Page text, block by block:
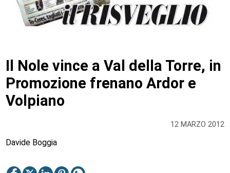
12 MARZO 2012
Il Nole vince a Val della Torre, in
Promozione frenano Ardor e
Volpiano
Davide Boggia